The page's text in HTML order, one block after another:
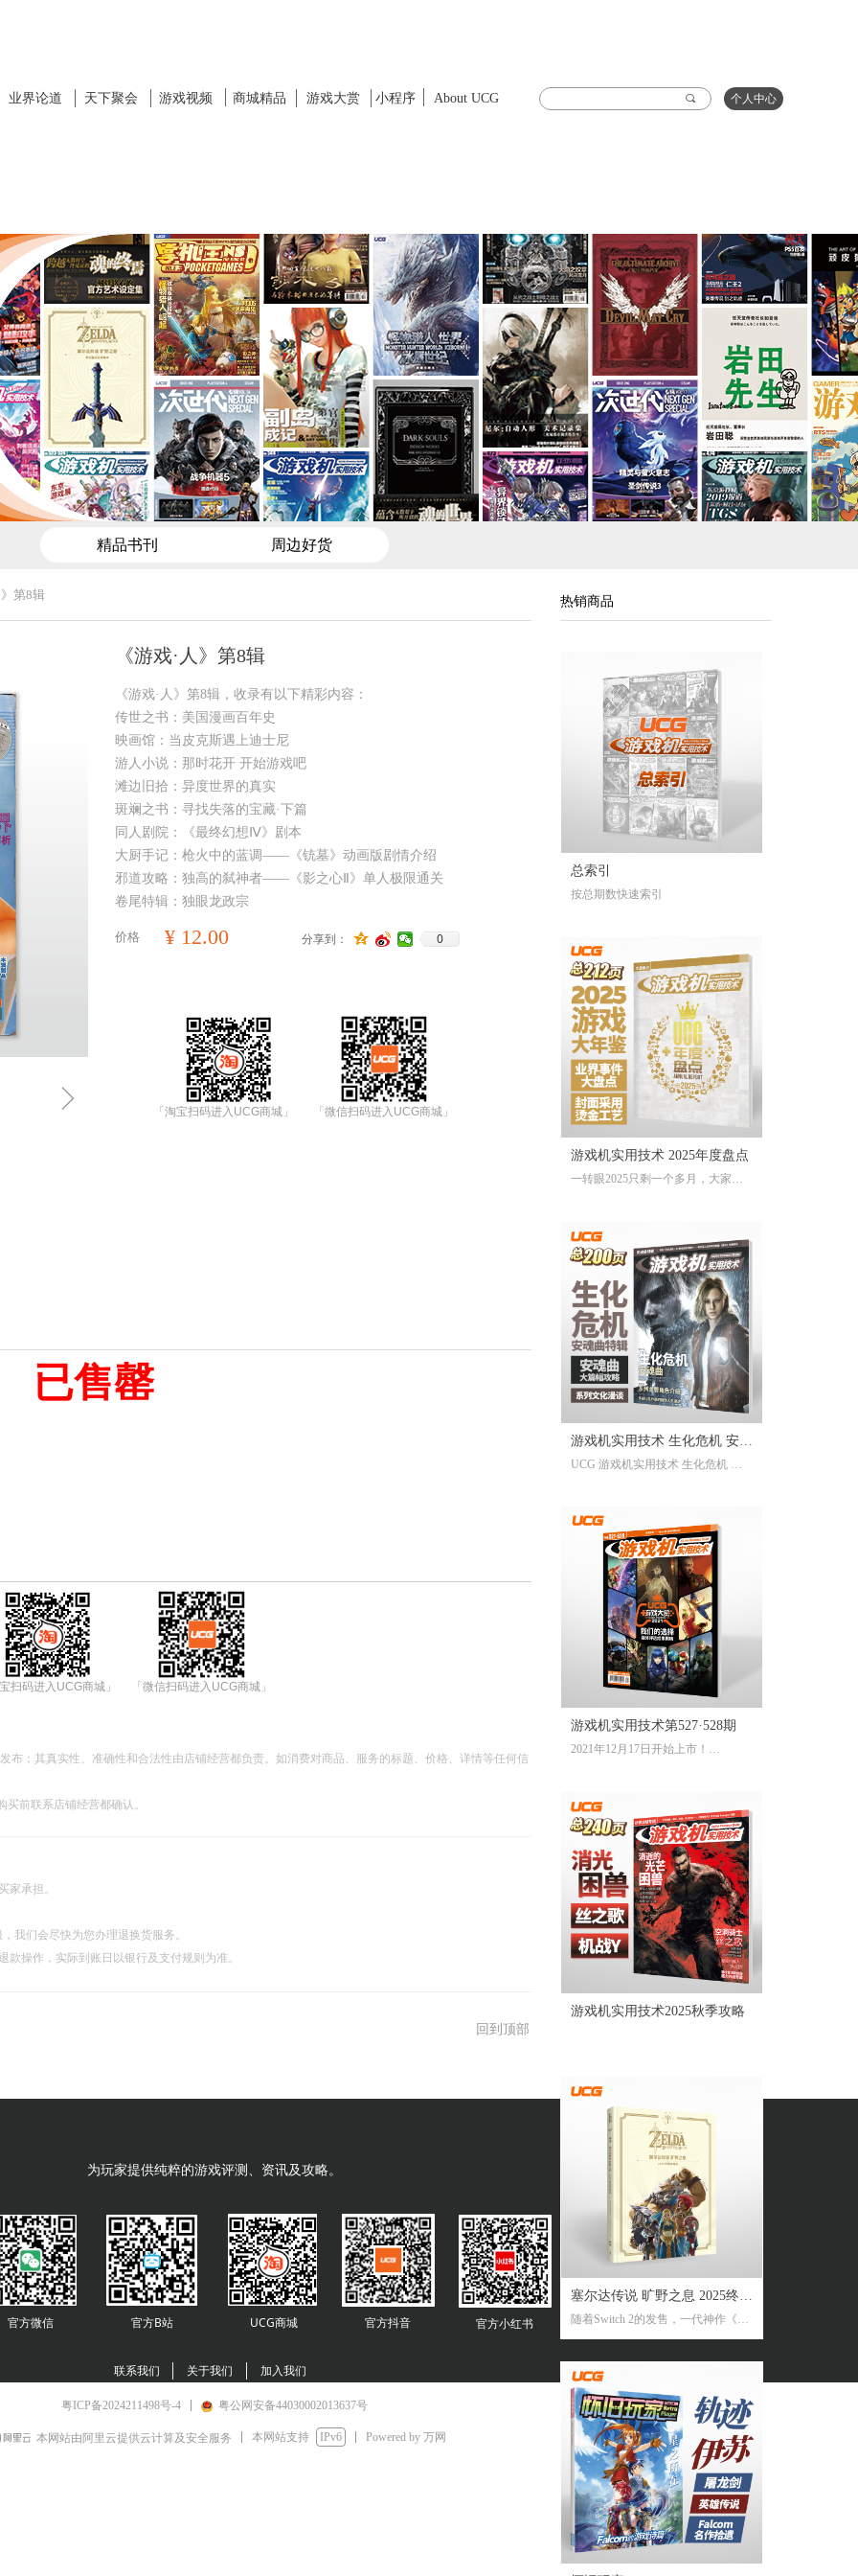
끠
商城精品 游戏大赏
业界论道 天下聚会 游戏视频 小程序 About UCG 个人中心
第8辑
ꁇ
《游戏·人》第8辑
已售罄
价格 ¥ 12.00 分享到： 0
回到顶部
热销商品
「微信扫码进入UCG商城」
「淘宝扫码进入UCG商城」
《游戏·人》第8辑，收录有以下精彩内容：
传世之书：美国漫画百年史
映画馆：当皮克斯遇上迪士尼
游人小说：那时花开 开始游戏吧
滩边旧拾：异度世界的真实
斑斓之书：寻找失落的宝藏·下篇
同人剧院：《最终幻想Ⅳ》剧本
大厨手记：枪火中的蓝调——《铳墓》动画版剧情介绍
邪道攻略：独高的弑神者——《影之心Ⅱ》单人极限通关
卷尾特辑：独眼龙政宗
；其真实性、准确性和合法性由店铺经营都负责。如消费对商品、服务的标题、价格、详情等任何信
前联系店铺经营都确认。
承担。
我们会尽快为您办理退换货服务。
操作，实际到账日以银行及支付规则为准。
精品书刊 周边好货
总索引
按总期数快速索引
游戏机实用技术 2025年度盘点
一转眼2025只剩一个多月，大家对
前一亮的独立游戏、令人印象深刻
的游戏大事？不记得也不要紧，
《游戏机实用技术 2025年度盘点》
已经帮你全部整合完毕。2025年度
的游戏资讯，看这一本就足够。
继承自UCG每年的年度特辑及合
刊，我们最经典的游戏大年鉴、游
戏大盘点栏目依然在线；年年有今
日岁岁有今朝，UCG小编们心目中
以聚众锐评环节，想要来围观吐槽
的朋友们也请绝对不要放过。此
多打赢复活赛的攻略栏目“实用至上
主义”——最全面的游戏盘点，最详
尽的年鉴资料，更有小而美周边随
限定版档位一起赠送，收藏价值妥
游戏机实用技术 生化危机 安魂
曲特辑
UCG 游戏机实用技术 生化危机 安
游戏机实用技术第527·528期
2021年12月17日开始上市！
游戏机实用技术2025秋季攻略
塞尔达传说 旷野之息 2025终极
攻略本
随着Switch 2的发售，一代神作《旷
野之息》推出了追加新要素新功能
受好评的完全攻略本基础上，增加
了16页全新内容，总页数达到了316
页。新增内容包括NS2版详解、ZEL
DA NOTES指南，以及新增的125个
塞尔达声之记忆的收集地图及其内
容！
「微信扫码进入UCG商城」
扫码进入UCG商城」
官方B站
官方微信
为玩家提供纯粹的游戏评测、资讯及攻略。
联系我们 关于我们 加入我们
UCG商城 官方抖音 官方小红书
粤ICP备2024211498号-4 粤公网安备44030002013637号
本网站由阿里云提供云计算及安全服务 本网站支持 IPv6 Powered by 万网